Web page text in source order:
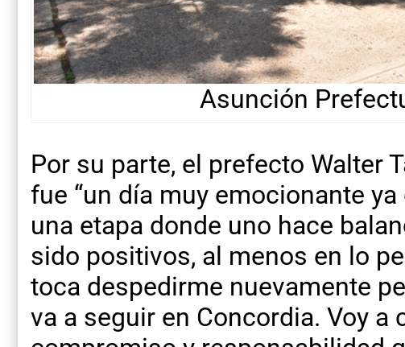
Asunción
Por su parte, el prefecto Walter
fue “un día muy emocionante
una etapa donde uno hace
sido positivos, al menos en lo
toca despedirme nuevamente
va a seguir en Concordia. Voy